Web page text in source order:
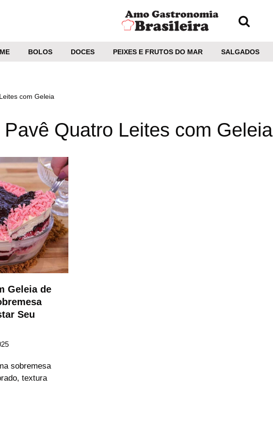
BOLOS DOCES PEIXES E FRUTOS DO MAR SALGADOS
com Geleia
Quatro Leites com Geleia
Geleia de
Seu
sobremesa
textura